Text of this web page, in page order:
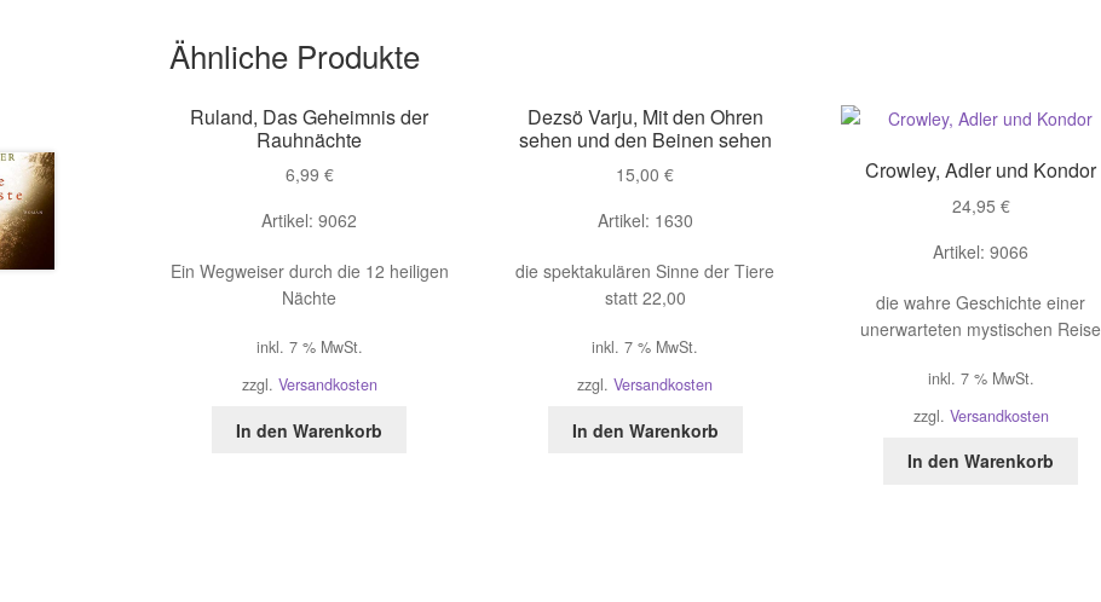
Ähnliche Produkte
Ruland, Das Geheimnis der
Rauhnächte
6,99 €
Artikel: 9062
Ein Wegweiser durch die 12 heiligen
Nächte
inkl. 7 % MwSt.
zzgl. Versandkosten
In den Warenkorb
Dezsö Varju, Mit den Ohren
sehen und den Beinen sehen
15,00€
Artikel: 1630
die spektakulären Sinne der Tiere
statt 22,00
inkl. 7 % MwSt.
zzgl.Versandkosten
In den Warenkorb
Crowley, Adler und Kondor
24,95 €
Artikel: 9066
die wahre Geschichte einer
unerwarteten mystischen Reise
inkl. 7 % MwSt.
zzgl. Versandkosten
In den Warenkorb